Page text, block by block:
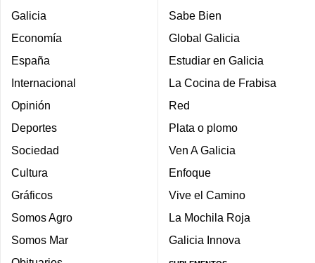
Galicia
Economía
España
Internacional
Opinión
Deportes
Sociedad
Cultura
Gráficos
Somos Agro
Somos Mar
Sabe Bien
Global Galicia
Estudiar en Galicia
La Cocina de Frabisa
Red
Plata o plomo
Ven A Galicia
Enfoque
Vive el Camino
La Mochila Roja
Galicia Innova